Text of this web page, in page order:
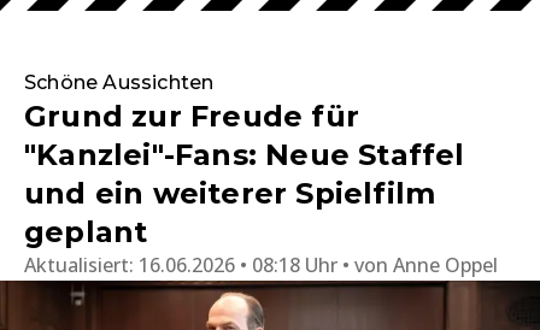
Schöne Aussichten
Grund zur Freude für
"Kanzlei"-Fans: Neue Staffel
und ein weiterer Spielfilm
geplant
Aktualisiert: 16.06.2026 • 08:18 Uhr von Anne Oppel